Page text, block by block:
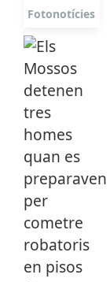
Fotonotícies